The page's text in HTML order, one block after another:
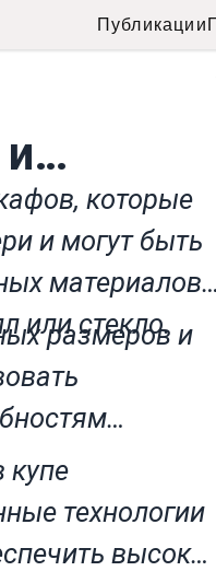
Публикации
которые
и могут быть
материалов,
или стекло.
размеров и
купе
технологии